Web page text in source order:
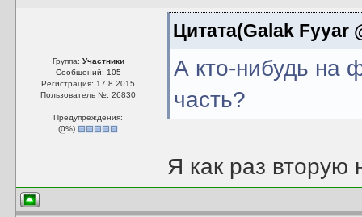
Группа: Участники
Сообщений: 105
Регистрация: 17.8.2015
Пользователь №: 26830
Предупреждения:
(0%)
Цитата(Galak Fyyar
А кто-нибудь на
часть?
Я как раз вторую